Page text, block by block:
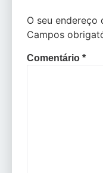
O seu endereço
Campos
Comentário *